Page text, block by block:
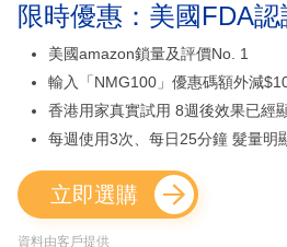
限時優惠：美國FDA
美國amazon鎖量及評價No. 1
輸入「NMG100」優惠碼額外減
香港用家真實試用 8週後效果已經
每週使用3次、每日25分鐘 髮量明
立即選購
資料由客戶提供